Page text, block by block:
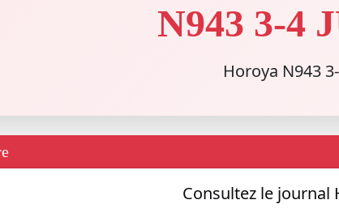
N943 3-4
Horoya N943
Consultez le journal